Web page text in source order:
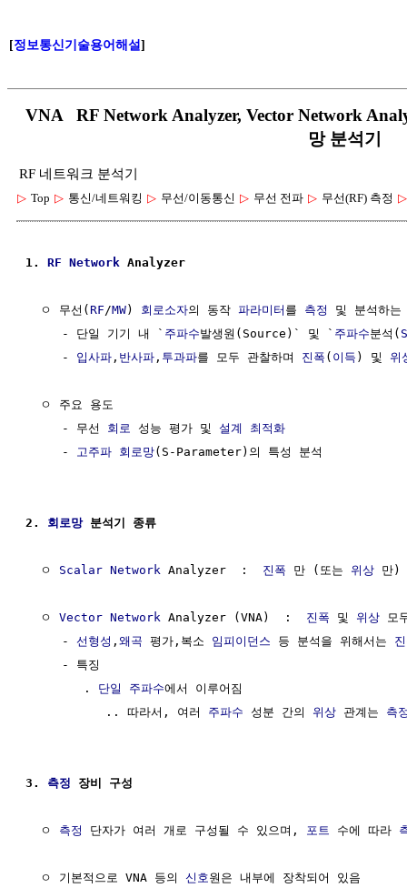
[정보통신기술용어해설]
VNA RF Network Analyzer, Vector Network
망 분석기
RF 네트워크 분석기
▷ Top ▷ 통신/네트워킹 ▷ 무선/이동통신 ▷ 무선 전파 ▷ 무선(RF) 측정 ▷
1. RF Network Analyzer
  ㅇ 무선(
RF /MW) 회로소자의 동작 파라미터 를 측정
및 분석하는
     - 단일 기기 내 `
주파수발생원(Source)` 및 ` 주파수분석(
     -
입사파 , 반사파 , 투과파를 모두 관찰하며 진폭 ( 이득 ) 및 위
  ㅇ 주요 용도
     - 무선
회로 성능 평가 및 설계
최적화
     -
고주파 회로망(S-Parameter)의 특성 분석
2. 회로망 분석기 종류
  ㅇ
Scalar Network Analyzer  : 진폭 만 (또는 위상 만)
  ㅇ
Vector Network Analyzer (VNA)  : 진폭 및 위상 모
     -
선형성 , 왜곡 평가,복소 임피이던스 등 분석을 위해서는
     - 특징
        .
단일 주파수에서 이루어짐
           .. 따라서, 여러
주파수 성분 간의 위상 관계는 측
3. 측정 장비 구성
  ㅇ
측정 단자가 여러 개로 구성될 수 있으며, 포트 수에 따라
  ㅇ 기본적으로 VNA 등의
신호원은 내부에 장착되어 있음